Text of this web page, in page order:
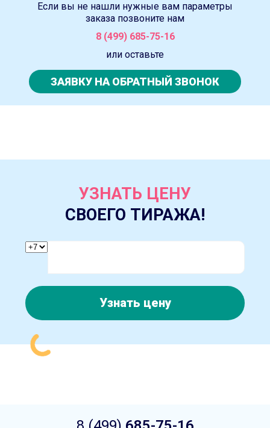
Если вы не нашли нужные вам параметры
заказа позвоните нам
8 (499) 685-75-16
или оставьте
ЗАЯВКУ НА ОБРАТНЫЙ ЗВОНОК
УЗНАТЬ ЦЕНУ
СВОЕГО ТИРАЖА!
Узнать цену